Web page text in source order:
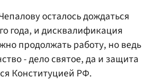
осталось дождаться
года, и дисквалификация
продолжать работу, но ведь
- дело святое, да и защита
Конституцией РФ.